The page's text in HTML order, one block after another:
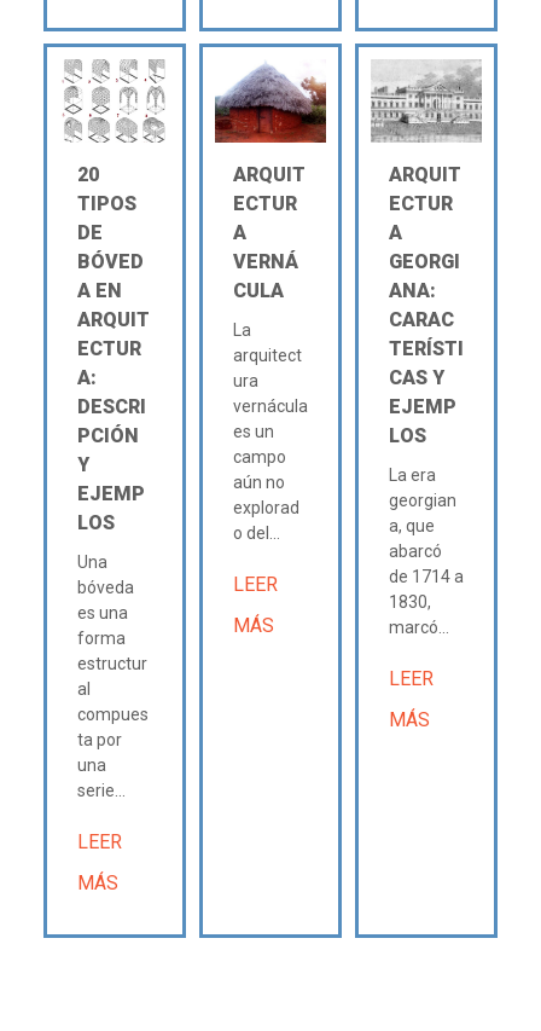
20
TIPOS
DE
BÓVED
A EN
ARQUIT
ECTUR
A:
DESCRI
PCIÓN
Y
EJEMP
LOS
Una
bóveda
es una
forma
estructur
al
compues
ta por
una
serie...
LEER
MÁS
ARQUIT
ECTUR
A
VERNÁ
CULA
La
arquitect
ura
vernácula
es un
campo
aún no
explorad
o del...
LEER
MÁS
ARQUIT
ECTUR
A
GEORGI
ANA:
CARAC
TERÍSTI
CAS Y
EJEMP
LOS
La era
georgian
a, que
abarcó
de 1714 a
1830,
marcó...
LEER
MÁS